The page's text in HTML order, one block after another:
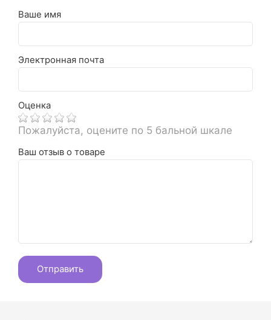
Ваше имя
Электронная почта
Оценка
Пожалуйста, оцените по 5 бальной шкале
Ваш отзыв о товаре